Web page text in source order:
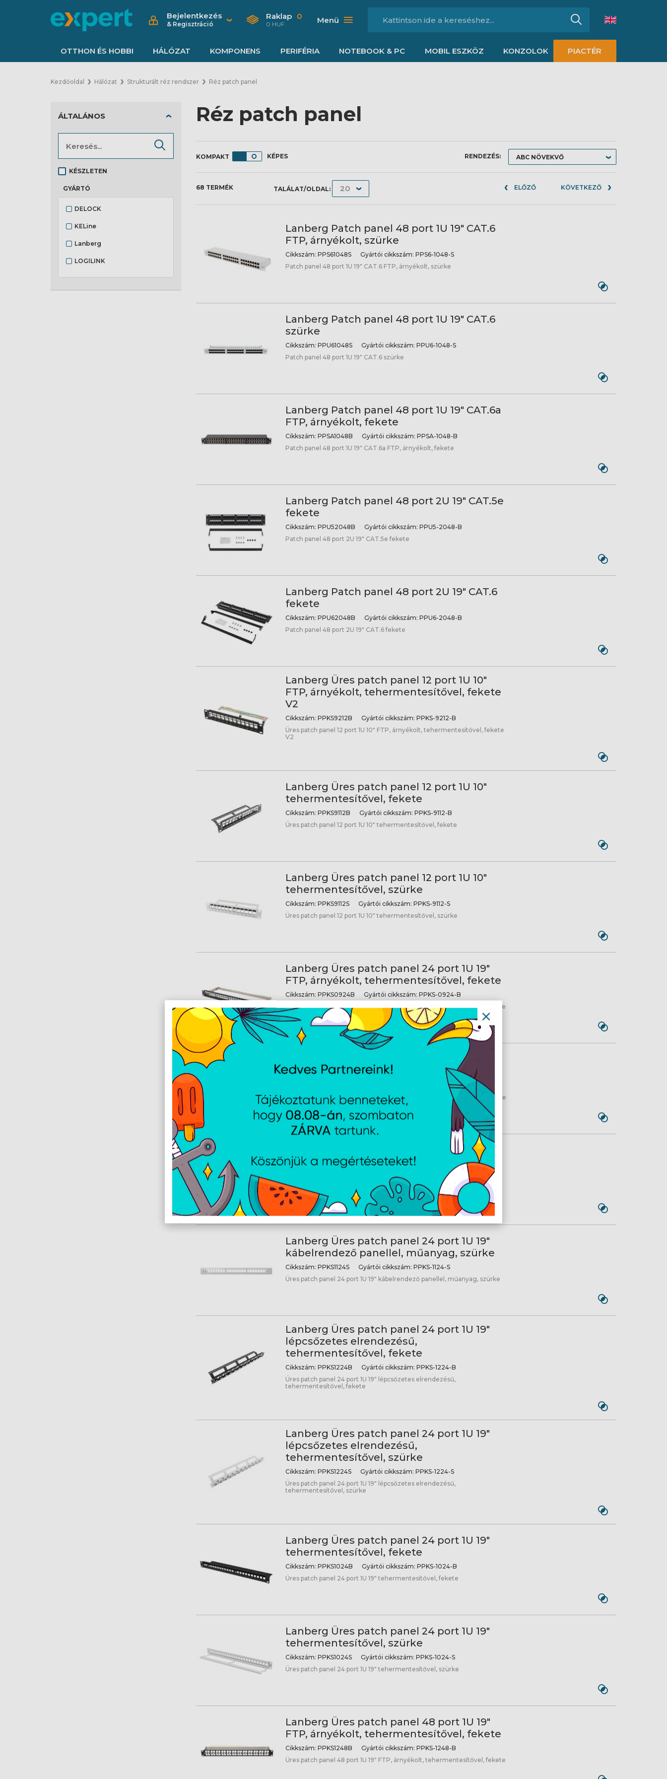
Bejelentkezés
& Regisztráció
Raklap 0
0 HUF Menü
OTTHON ÉS HOBBI HÁLÓZAT KOMPONENS PERIFÉRIA NOTEBOOK & PC MOBIL ESZKÖZ KONZOLOK PIACTÉR
Kezdőoldal Hálózat Strukturált réz rendszer Réz patch panel
Réz patch panel
KÉPES RENDEZÉS:
68 TERMÉK TALÁLAT/OLDAL: ELŐZŐ KÖVETKEZŐ
Lanberg Patch panel 48 port 1U 19" CAT.6
FTP, árnyékolt, szürke
Cikkszám: PPS61048S Gyártói cikkszám: PPS6-1048-S
Patch panel 48 port 1U 19" CAT.6 FTP, árnyékolt, szürke
Lanberg Patch panel 48 port 1U 19" CAT.6
szürke
Cikkszám: PPU61048S Gyártói cikkszám: PPU6-1048-S
Patch panel 48 port 1U 19" CAT.6 szürke
Lanberg Patch panel 48 port 1U 19" CAT.6a
FTP, árnyékolt, fekete
Cikkszám: PPSA1048B Gyártói cikkszám: PPSA-1048-B
Patch panel 48 port 1U 19" CAT.6a FTP, árnyékolt, fekete
Lanberg Patch panel 48 port 2U 19" CAT.5e
fekete
Cikkszám: PPU52048B Gyártói cikkszám: PPU5-2048-B
Patch panel 48 port 2U 19" CAT.5e fekete
Lanberg Patch panel 48 port 2U 19" CAT.6
fekete
Cikkszám: PPU62048B Gyártói cikkszám: PPU6-2048-B
Patch panel 48 port 2U 19" CAT.6 fekete
Lanberg Üres patch panel 12 port 1U 10"
FTP, árnyékolt, tehermentesítővel, fekete
V2
Cikkszám: PPKS9212B Gyártói cikkszám: PPKS-9212-B
Üres patch panel 12 port 1U 10" FTP, árnyékolt, tehermentesítővel, fekete
V2
Lanberg Üres patch panel 12 port 1U 10"
tehermentesítővel, fekete
Cikkszám: PPKS9112B Gyártói cikkszám: PPKS-9112-B
Üres patch panel 12 port 1U 10" tehermentesítővel, fekete
Lanberg Üres patch panel 12 port 1U 10"
tehermentesítővel, szürke
Cikkszám: PPKS9112S Gyártói cikkszám: PPKS-9112-S
Üres patch panel 12 port 1U 10" tehermentesítővel, szürke
Lanberg Üres patch panel 24 port 1U 19"
FTP, árnyékolt, tehermentesítővel, fekete
Cikkszám: PPKS0924B Gyártói cikkszám: PPKS-0924-B
Üres patch panel 24 port 1U 19" FTP, árnyékolt, tehermentesítővel, fekete
Lanberg Üres patch panel 24 port 1U 19"
FTP, árnyékolt, tehermentesítővel, szürke
PPKS-0924-S
Üres patch panel 24 port 1U 19" FTP, árnyékolt, tehermentesítővel, szürke
Lanberg Üres patch panel 24 port 1U 19"
kábelrendező panellel, műanyag, fekete
Gyártói cikkszám:
PPKS-1124-B
Üres patch panel 24 port 1U 19" kábelrendező panellel, műanyag, fekete
Lanberg Üres patch panel 24 port 1U 19"
kábelrendező panellel, műanyag, szürke
Cikkszám: PPKS1124S Gyártói cikkszám: PPKS-1124-S
Üres patch panel 24 port 1U 19" kábelrendező panellel, műanyag, szürke
Lanberg Üres patch panel 24 port 1U 19"
lépcsőzetes elrendezésű,
tehermentesítővel, fekete
Cikkszám: PPKS1224B Gyártói cikkszám: PPKS-1224-B
Üres patch panel 24 port 1U 19" lépcsőzetes elrendezésű,
tehermentesítővel, fekete
Lanberg Üres patch panel 24 port 1U 19"
lépcsőzetes elrendezésű,
tehermentesítővel, szürke
Cikkszám: PPKS1224S Gyártói cikkszám: PPKS-1224-S
Üres patch panel 24 port 1U 19" lépcsőzetes elrendezésű,
tehermentesítővel, szürke
Lanberg Üres patch panel 24 port 1U 19"
tehermentesítővel, fekete
Cikkszám: PPKS1024B Gyártói cikkszám: PPKS-1024-B
Üres patch panel 24 port 1U 19" tehermentesítővel, fekete
Lanberg Üres patch panel 24 port 1U 19"
tehermentesítővel, szürke
Cikkszám: PPKS1024S Gyártói cikkszám: PPKS-1024-S
Üres patch panel 24 port 1U 19" tehermentesítővel, szürke
Lanberg Üres patch panel 48 port 1U 19"
FTP, árnyékolt, tehermentesítővel, fekete
Cikkszám: PPKS1248B Gyártói cikkszám: PPKS-1248-B
Üres patch panel 48 port 1U 19" FTP, árnyékolt, tehermentesítővel, fekete
ÁLTALÁNOS
KÉSZLETEN
GYÁRTÓ
DELOCK
KELine
Lanberg
LOGILINK
Ubiquiti